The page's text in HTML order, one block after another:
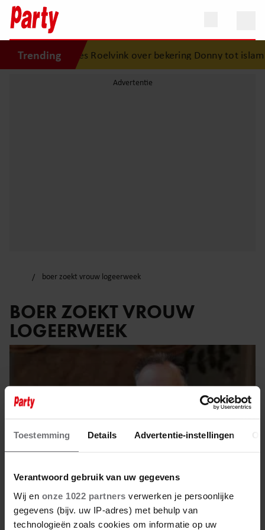
Toestemming Details Advertentie-instellingen
Verantwoord gebruik van uw gegevens
Wij en onze 1022 partners verwerken je persoonlijke
gegevens (bijv. uw IP-adres) met behulp van
technologieën zoals cookies om informatie op uw
Trending
oma•Dries Roelvink over bekering Donny tot islam:
boer zoekt vrouw logeerweek
BOER ZOEKT VROUW
LOGEERWEEK